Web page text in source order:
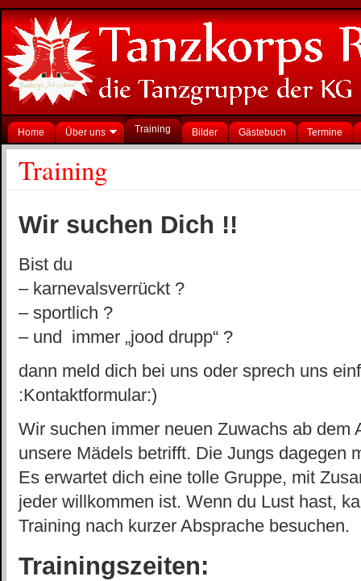
Home Über uns Training Bilder Gästebuch Termine
Training
Wir suchen Dich !!
Bist du
– karnevalsverrückt ?
– sportlich ?
– und immer „jood drupp“ ?
dann meld dich bei uns oder sprech uns
:Kontaktformular:)
Wir suchen immer neuen Zuwachs ab dem
unsere Mädels betrifft. Die Jungs dagegen
Es erwartet dich eine tolle Gruppe, mit
jeder willkommen ist. Wenn du Lust hast,
Training nach kurzer Absprache besuchen.
Trainingszeiten: